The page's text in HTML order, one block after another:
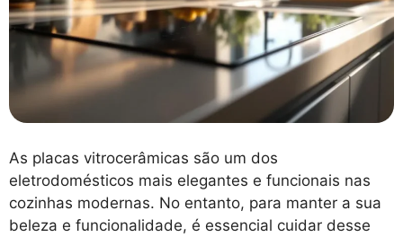
As placas vitrocerâmicas são um dos
eletrodomésticos mais elegantes e funcionais nas
cozinhas modernas. No entanto, para manter a sua
beleza e funcionalidade, é essencial cuidar desse